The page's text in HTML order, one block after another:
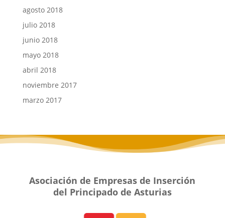
agosto 2018
julio 2018
junio 2018
mayo 2018
abril 2018
noviembre 2017
marzo 2017
Asociación de Empresas de Inserción
del Principado de Asturias